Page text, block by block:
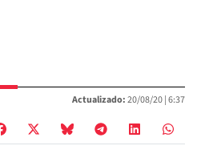
Actualizado:20/08/20 |6:37